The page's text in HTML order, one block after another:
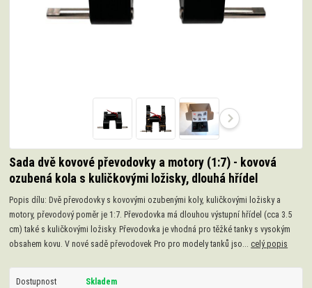
Sada dvě kovové převodovky a motory (1:7) - kovová
ozubená kola s kuličkovými ložisky, dlouhá hřídel
Popis dílu: Dvě převodovky s kovovými ozubenými koly, kuličkovými ložisky a
motory, převodový poměr je 1:7. Převodovka má dlouhou výstupní hřídel (cca 3.5
cm) také s kuličkovými ložisky. Převodovka je vhodná pro těžké tanky s vysokým
obsahem kovu. V nové sadě převodovek Pro pro modely tanků jso... celý popis
Dostupnost Skladem